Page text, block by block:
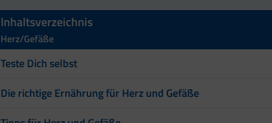
Inhaltsverzeichnis
Herz/Gefäße
Teste Dich selbst
Die richtige Ernährung für Herz und Gefäße